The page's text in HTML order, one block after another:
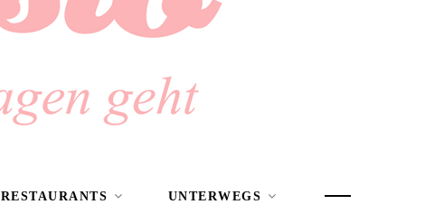
RESTAURANTS UNTERWEGS